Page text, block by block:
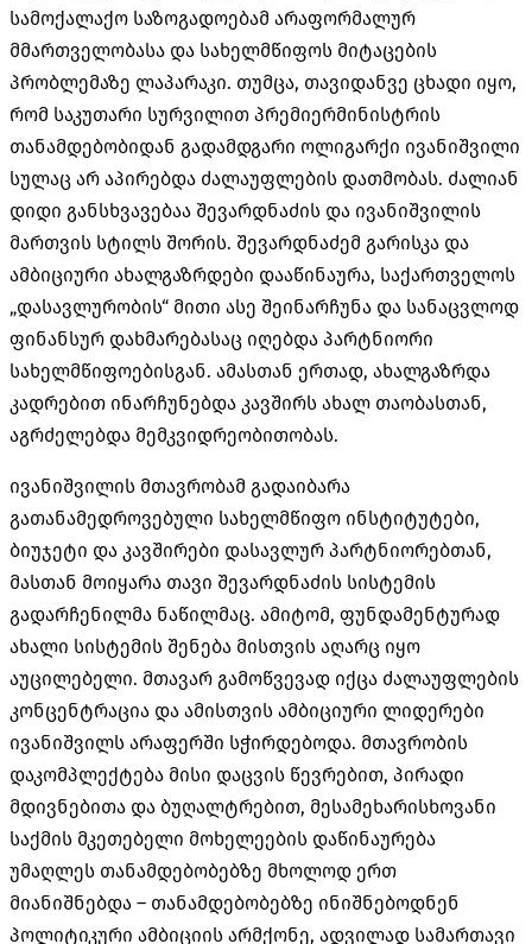
სამოქალაქო საზოგადოებამ არაფორმალურ
მმართველობასა და სახელმწიფოს მიტაცების
პრობლემაზე ლაპარაკი. თუმცა, თავიდანვე ცხადი იყო,
რომ საკუთარი სურვილით პრემიერმინისტრის
თანამდებობიდან გადამდგარი ოლიგარქი ივანიშვილი
სულაც არ აპირებდა ძალაუფლების დათმობას. ძალიან
დიდი განსხვავებაა შევარდნაძის და ივანიშვილის
მართვის სტილს შორის. შევარდნაძემ გარისკა და
ამბიციური ახალგაზრდები დააწინაურა, საქართველოს
„დასავლურობის“ მითი ასე შეინარჩუნა და სანაცვლოდ
ფინანსურ დახმარებასაც იღებდა პარტნიორი
სახელმწიფოებისგან. ამასთან ერთად, ახალგაზრდა
კადრებით ინარჩუნებდა კავშირს ახალ თაობასთან,
აგრძელებდა მემკვიდრეობითობას.
ივანიშვილის მთავრობამ გადაიბარა
გათანამედროვებული სახელმწიფო ინსტიტუტები,
ბიუჯეტი და კავშირები დასავლურ პარტნიორებთან,
მასთან მოიყარა თავი შევარდნაძის სისტემის
გადარჩენილმა ნაწილმაც. ამიტომ, ფუნდამენტურად
ახალი სისტემის შენება მისთვის აღარც იყო
აუცილებელი. მთავარ გამოწვევად იქცა ძალაუფლების
კონცენტრაცია და ამისთვის ამბიციური ლიდერები
ივანიშვილს არაფერში სჭირდებოდა. მთავრობის
დაკომპლექტება მისი დაცვის წევრებით, პირადი
მდივნებითა და ბუღალტრებით, მესამეხარისხოვანი
საქმის მკეთებელი მოხელეების დაწინაურება
უმაღლეს თანამდებობებზე მხოლოდ ერთ
მიანიშნებდა – თანამდებობებზე ინიშნებოდნენ
პოლიტიკური ამბიციის არმქონე, ადვილად სამართავი